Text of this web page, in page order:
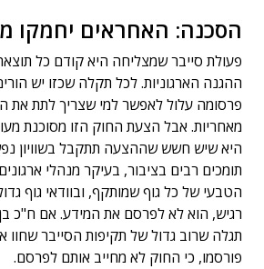
הסכנה: האחראים יחמקו
פעולת סייבר שמצליחה היא קודם כל
ההגנה הארגוניות. לכל תקלה שכזו יש
פרסומה עלול לאפשר למי שצריך לתת את
מאחריות. אבל הצעת החוק הזו מסוכנת
היא שיש חשש שההצעה תתקבל בשוויון
תומכים רבים בציבור, בעיקר מנהלי
הטבעי של כל גוף שמותקף, ובוודאי גוף
רגיש, הוא לא לפרסם את המידע. אם ח"כ
תגלה שרוב גדול של תקיפות הסייבר שחוו
פורסמו, כי החוק לא מחייב אותם לפרסם.